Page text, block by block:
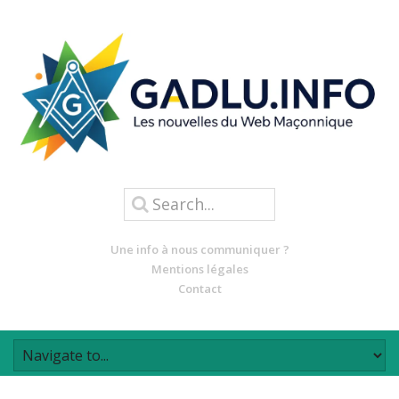
Une info à nous communiquer ?
Mentions légales
Contact